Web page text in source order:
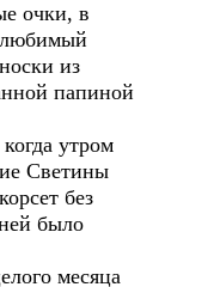
очки, в
любимый
из
папиной
утром
Светины
без
было
месяца